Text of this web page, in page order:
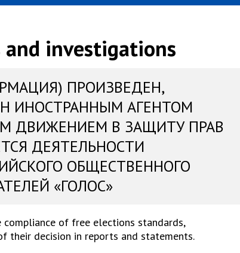
investigations
ПРОИЗВЕДЕН,
ИНОСТРАННЫМ АГЕНТОМ
ДВИЖЕНИЕМ В ЗАЩИТУ ПРАВ
ДЕЯТЕЛЬНОСТИ
ОБЩЕСТВЕННОГО
«ГОЛОС»
of free elections standards,
their decision in reports and statements.